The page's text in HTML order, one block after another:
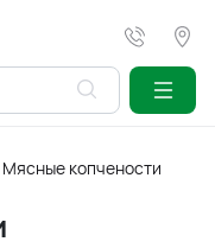
Мясные копчености